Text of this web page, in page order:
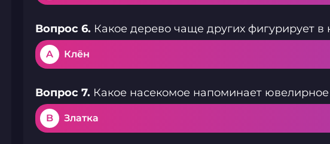
Вопрос 6. Какое дерево чаще других фигурирует в
A Клён
Вопрос 7. Какое насекомое напоминает
B Златка